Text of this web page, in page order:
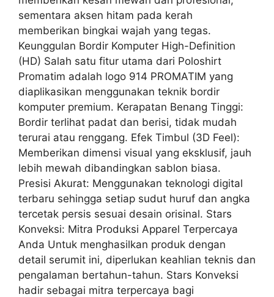
sementara aksen hitam pada kerah
memberikan bingkai wajah yang tegas.
Keunggulan Bordir Komputer High-Definition
(HD) Salah satu fitur utama dari Poloshirt
Promatim adalah logo 914 PROMATIM yang
diaplikasikan menggunakan teknik bordir
komputer premium. Kerapatan Benang Tinggi:
Bordir terlihat padat dan berisi, tidak mudah
terurai atau renggang. Efek Timbul (3D Feel):
Memberikan dimensi visual yang eksklusif, jauh
lebih mewah dibandingkan sablon biasa.
Presisi Akurat: Menggunakan teknologi digital
terbaru sehingga setiap sudut huruf dan angka
tercetak persis sesuai desain orisinal. Stars
Konveksi: Mitra Produksi Apparel Terpercaya
Anda Untuk menghasilkan produk dengan
detail serumit ini, diperlukan keahlian teknis dan
pengalaman bertahun-tahun. Stars Konveksi
hadir sebagai mitra terpercaya bagi